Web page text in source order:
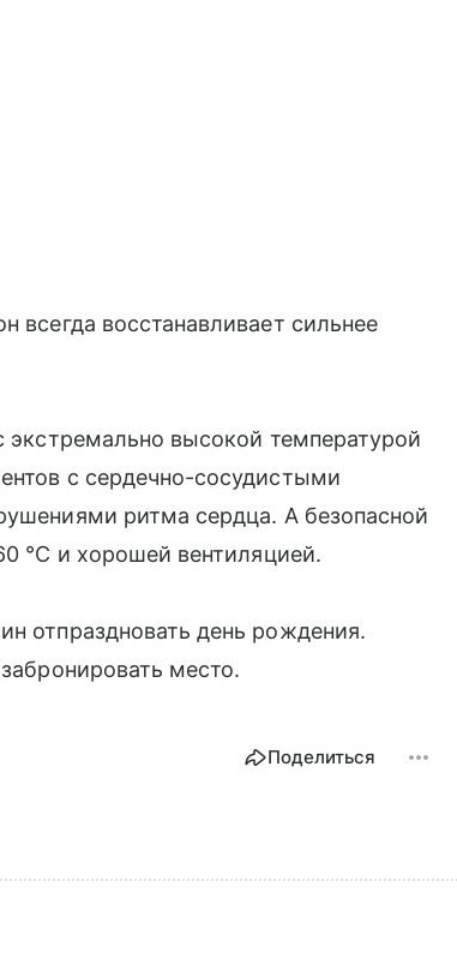
всегда восстанавливает сильнее
высокой температурой
с сердечно-сосудистыми
ритма сердца. А безопасной
°C и хорошей вентиляцией.
отпраздновать день рождения.
место.
Поделиться